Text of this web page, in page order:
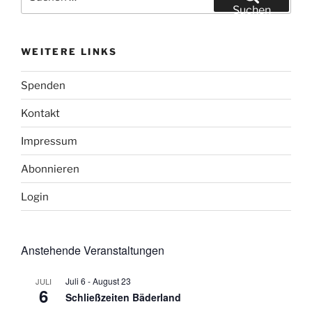
nach:
Suchen
WEITERE LINKS
Spenden
Kontakt
Impressum
Abonnieren
Login
Anstehende Veranstaltungen
JULI
6
Juli 6 -August 23
Schließzeiten Bäderland